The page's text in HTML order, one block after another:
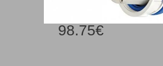
98.75€